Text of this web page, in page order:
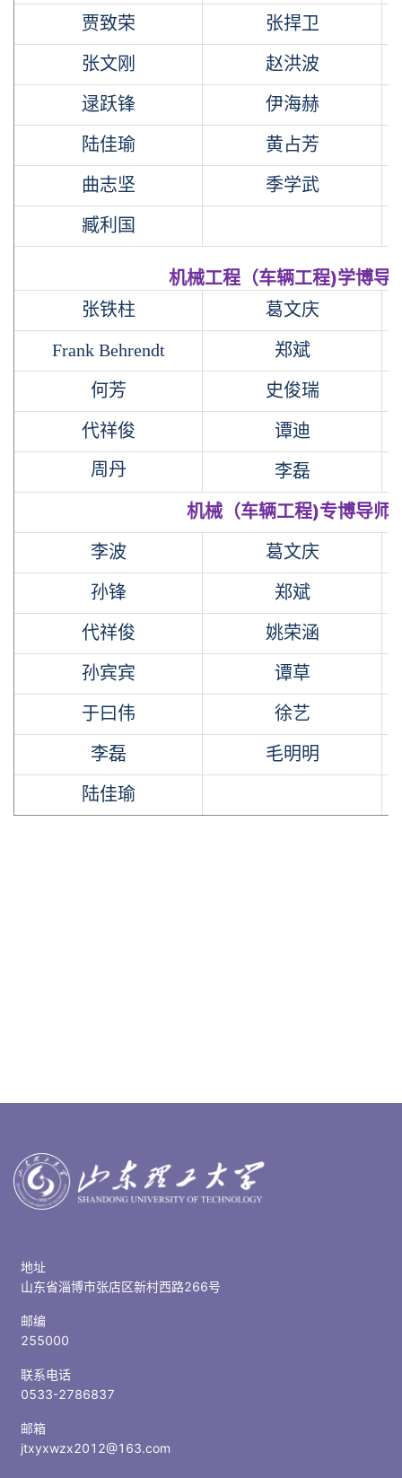
贾致荣 张捍卫
张文刚 赵洪波
逯跃锋 伊海赫
陆佳瑜 黄占芳
曲志坚 季学武
臧利国
机械工程（车辆工程)学博导
张铁柱 葛文庆
Frank Behrendt 郑斌
何芳 史俊瑞
代祥俊
谭迪
周丹
李磊
机械（车辆工程)专博导师
李波 葛文庆
孙锋 郑斌
代祥俊 姚荣涵
孙宾宾 谭草
于曰伟 徐艺
李磊 毛明明
陆佳瑜
地址
山东省淄博市张店区新村西路266号
邮编
255000
联系电话
0533-2786837
邮箱
jtxyxwzx2012@163.com